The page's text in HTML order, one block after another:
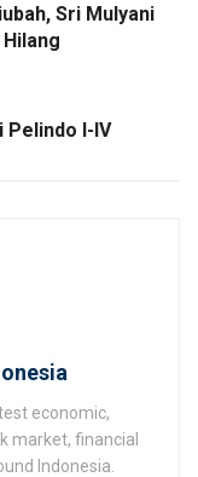
Sri Mulyani
Pelindo I-IV
economic,
market, financial
Indonesia.